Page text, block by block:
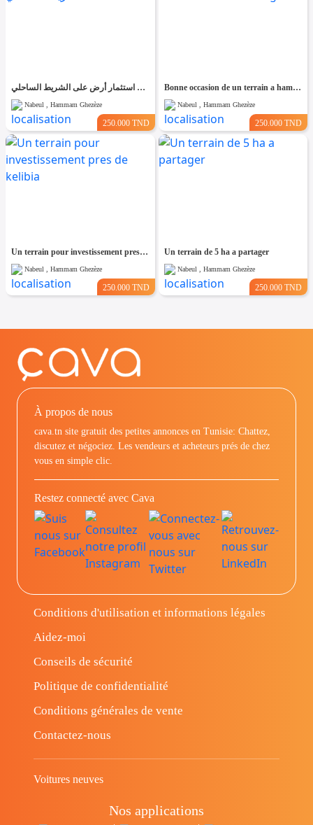
فرصة استثمار أرض على الشريط الساحلي
Nabeul , Hammam Ghezèze
250.000 TND
Bonne occasion de un terrain a hammam leghzaz
Nabeul , Hammam Ghezèze
250.000 TND
Un terrain pour investissement pres de kelibia
Nabeul , Hammam Ghezèze
250.000 TND
Un terrain de 5 ha a partager
Nabeul , Hammam Ghezèze
250.000 TND
À propos de nous
cava.tn site gratuit des petites annonces en Tunisie: Chattez,
discutez et négociez. Les vendeurs et acheteurs prés de chez
vous en simple clic.
Restez connecté avec Cava
Conditions d'utilisation et informations légales
Aidez-moi
Conseils de sécurité
Politique de confidentialité
Conditions générales de vente
Contactez-nous
Voitures neuves
Nos applications